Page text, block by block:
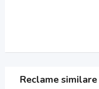
Reclame similare